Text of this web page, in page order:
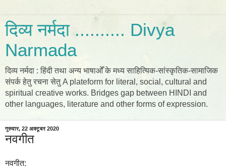
दिव्य नर्मदा .......... Divya
Narmada
दिव्य नर्मदा : हिंदी तथा अन्य भाषाओँ के मध्य साहित्यिक-सांस्कृतिक-सामाजिक
संपर्क हेतु रचना सेतु A plateform for literal, social, cultural and
spiritual creative works. Bridges gap between HINDI and
other languages, literature and other forms of expression.
गुरुवार, 22 अक्टूबर 2020
नवगीत
नवगीत: